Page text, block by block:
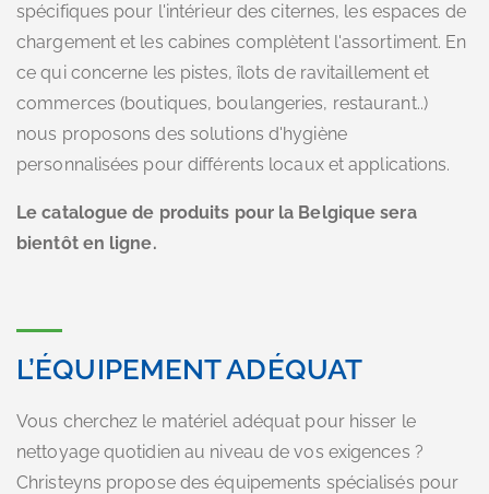
spécifiques pour l'intérieur des citernes, les espaces de
chargement et les cabines complètent l'assortiment. En
ce qui concerne les pistes, îlots de ravitaillement et
commerces (boutiques, boulangeries, restaurant..)
nous proposons des solutions d'hygiène
personnalisées pour différents locaux et applications.
Le catalogue de produits pour la Belgique sera
bientôt en ligne.
L’ÉQUIPEMENT ADÉQUAT
Vous cherchez le matériel adéquat pour hisser le
nettoyage quotidien au niveau de vos exigences ?
Christeyns propose des équipements spécialisés pour